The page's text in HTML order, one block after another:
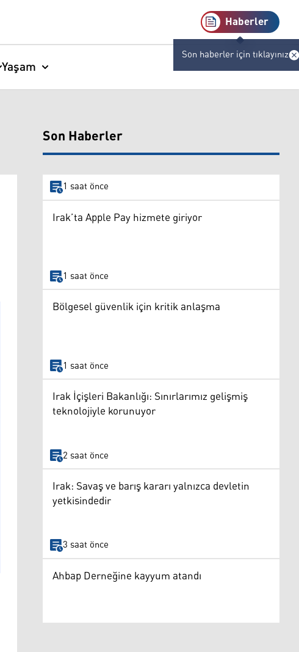
Haberler
Son haberler için tıklayınız
Yaşam
Son Haberler
1 saat önce
Irak’ta Apple Pay hizmete giriyor
1 saat önce
Bölgesel güvenlik için kritik anlaşma
1 saat önce
Irak İçişleri Bakanlığı: Sınırlarımız gelişmiş
teknolojiyle korunuyor
2 saat önce
Irak: Savaş ve barış kararı yalnızca devletin
yetkisindedir
3 saat önce
Ahbap Derneğine kayyum atandı